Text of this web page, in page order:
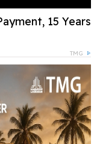
15 Years
TMG